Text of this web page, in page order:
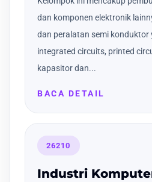
dan komponen elektronik
dan peralatan semi konduktor
integrated circuits, printed
kapasitor dan...
BACA DETAIL
26210
Industri